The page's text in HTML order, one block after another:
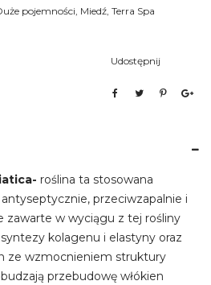
pojemności Miedź Terra Spa
Udostępnij
roślina ta stosowana
przeciwzapalnie i
zawarte w wyciągu z tej rośliny
kolagenu i elastyny oraz
ze wzmocnieniem struktury
przebudowę włókien